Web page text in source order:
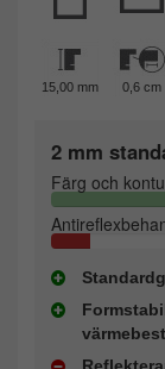
15,00 mm 0,6 cm
2 mm
Färg och